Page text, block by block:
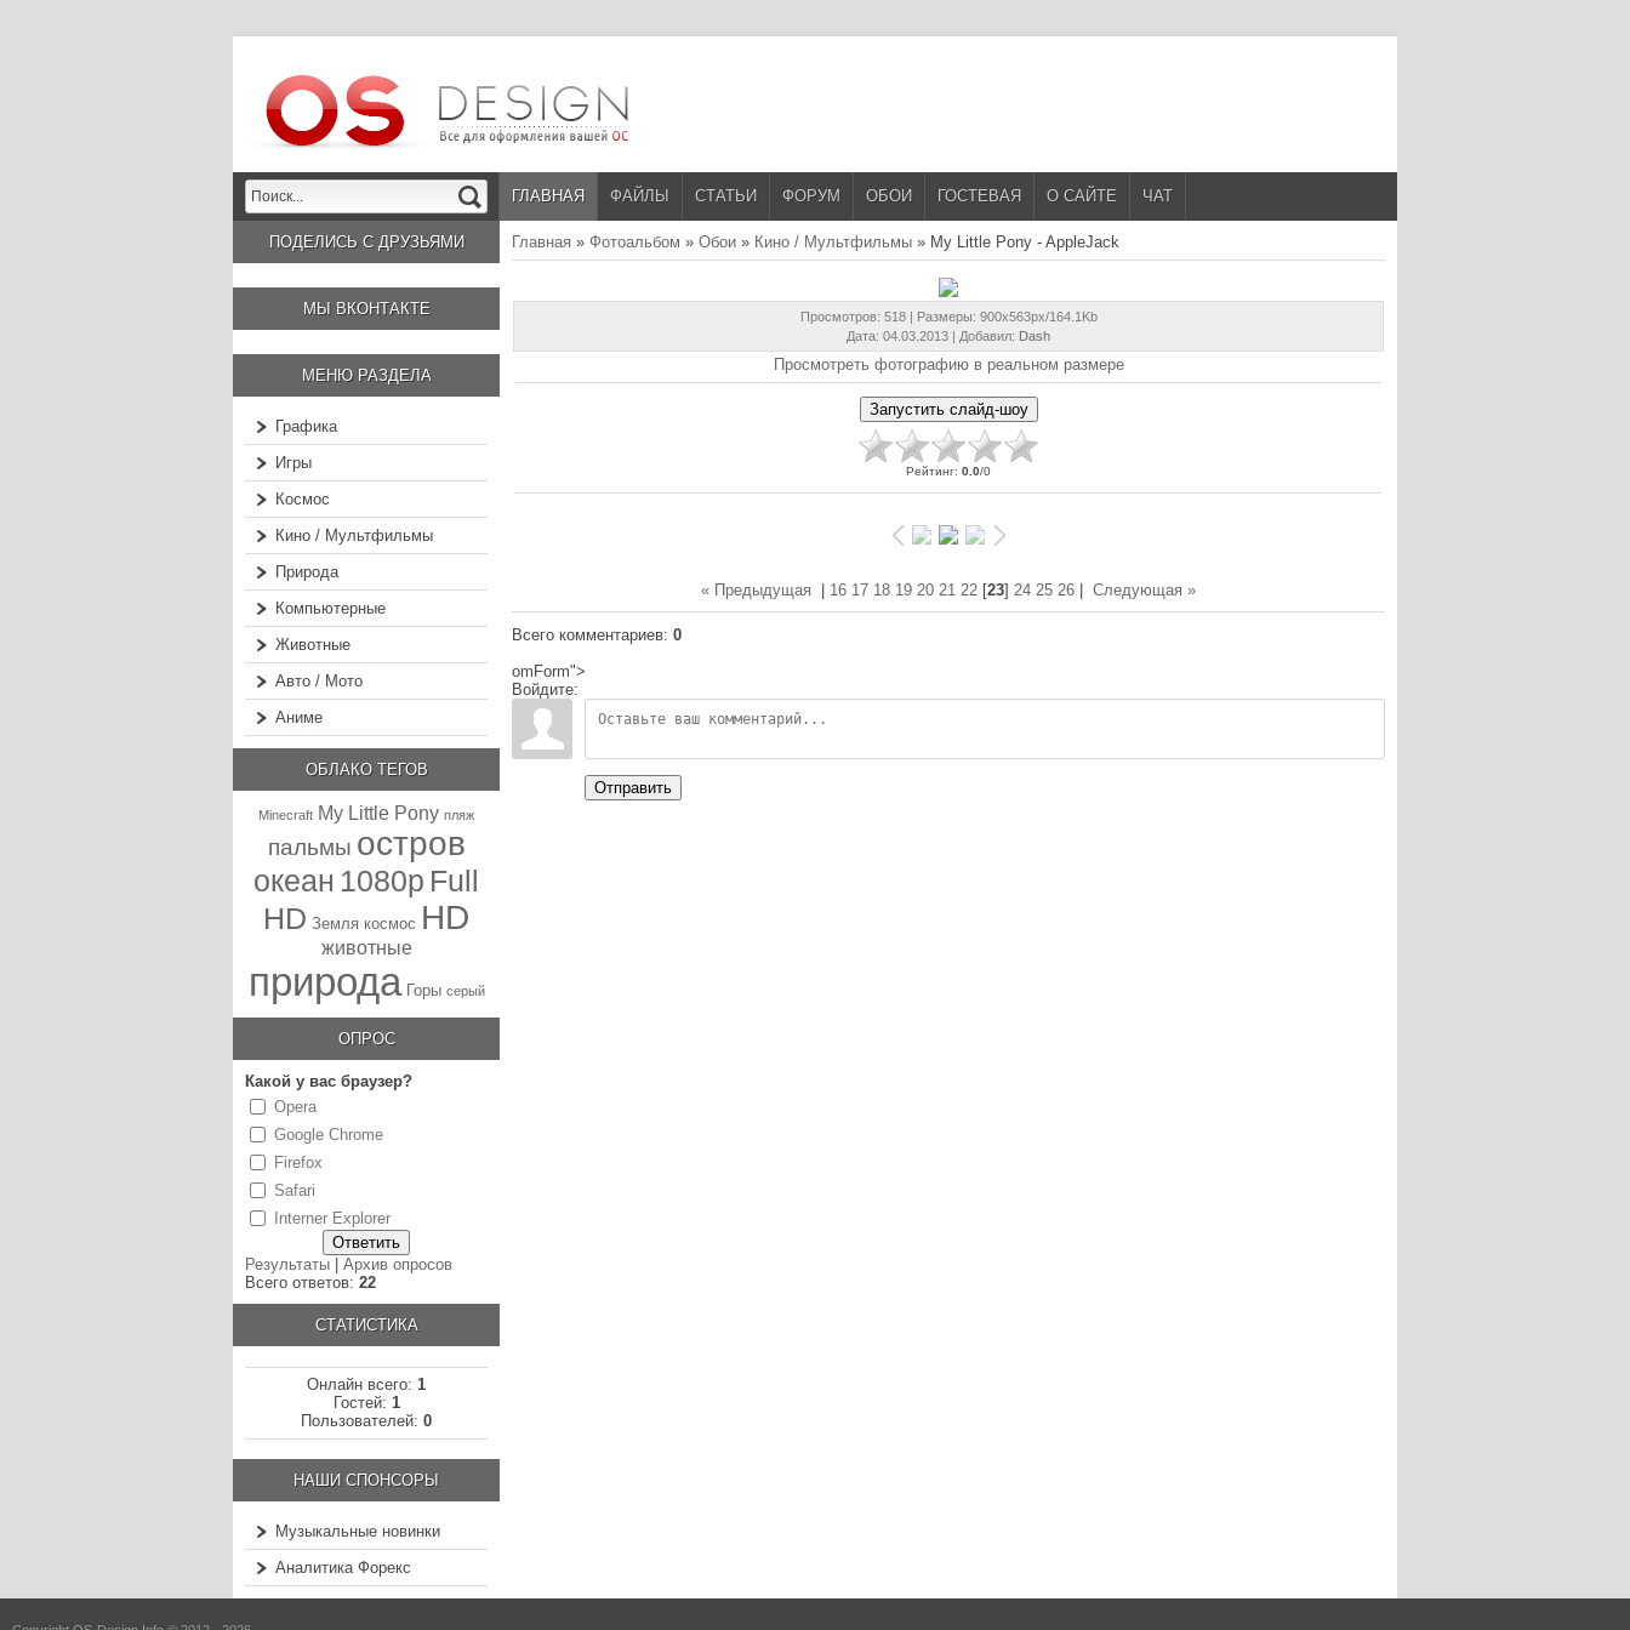
ГЛАВНАЯ ФАЙЛЫ СТАТЬИ ФОРУМ ОБОИ ГОСТЕВАЯ О САЙТЕ ЧАТ
ПОДЕЛИСЬ С ДРУЗЬЯМИ
МЫ ВКОНТАКТЕ
МЕНЮ РАЗДЕЛА
Графика
Игры
Космос
Кино / Мультфильмы
Природа
Компьютерные
Животные
Авто / Мото
Аниме
ОБЛАКО ТЕГОВ
Minecraft My Little Pony пляж
пальмы остров
океан 1080p Full
HD Земля космос HD
животные
природа Горы серый
ОПРОС
Какой у вас браузер?
Opera
Google Chrome
Firefox
Safari
Interner Explorer
Результаты
Архив опросов
Всего ответов: 22
СТАТИСТИКА
Онлайн всего: 1
Гостей: 1
Пользователей: 0
НАШИ СПОНСОРЫ
Музыкальные новинки
Аналитика Форекс
Главная » Фотоальбом » Обои » Кино / Мультфильмы » My Little Pony - AppleJack
Просмотров: 518 | Размеры: 900x563px/164.1Kb
Дата: 04.03.2013 | Добавил: Dash
Просмотреть фотографию в реальном размере
Рейтинг: 0.0/0
« Предыдущая 16 17 18 19 20 21 22 [23] 24 25 26 Следующая »
Всего комментариев: 0
omForm">
Войдите:
Отправить